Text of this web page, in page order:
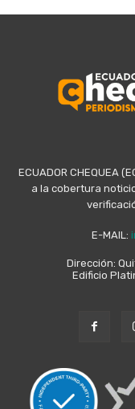
ECUADOR CHEQUEA
a la cobertura
E-MAIL:
Dirección:
Edificio